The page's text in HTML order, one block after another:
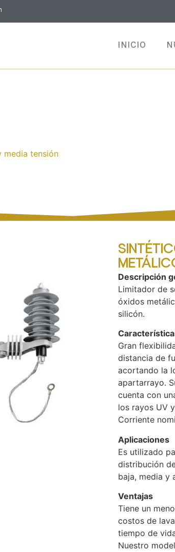
INICIO
media tensión/ sintético de óxidos
Descripción
Limitador de
óxidos
silicón.
Gran
distancia de
acortando la
apartarrayo.
cuenta con
los rayos UV
Corriente
Aplicaciones
Es utilizado
distribución
baja, media y
Ventajas
Tiene un
costos de
tiempo de
Nuestro